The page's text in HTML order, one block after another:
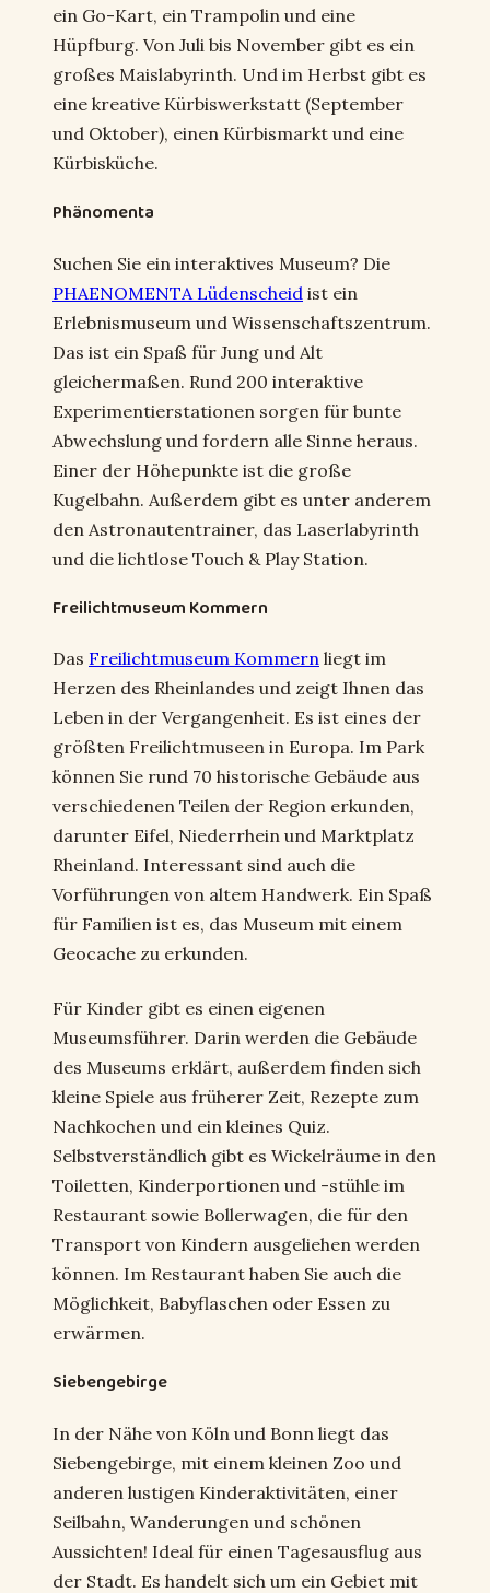
ein Go-Kart, ein Trampolin und eine
Hüpfburg. Von Juli bis November gibt es ein
großes Maislabyrinth. Und im Herbst gibt es
eine kreative Kürbiswerkstatt (September
und Oktober), einen Kürbismarkt und eine
Kürbisküche.
Phänomenta
Suchen Sie ein interaktives Museum? Die
PHAENOMENTA Lüdenscheid ist ein
Erlebnismuseum und Wissenschaftszentrum.
Das ist ein Spaß für Jung und Alt
gleichermaßen. Rund 200 interaktive
Experimentierstationen sorgen für bunte
Abwechslung und fordern alle Sinne heraus.
Einer der Höhepunkte ist die große
Kugelbahn. Außerdem gibt es unter anderem
den Astronautentrainer, das Laserlabyrinth
und die lichtlose Touch & Play Station.
Freilichtmuseum Kommern
Das Freilichtmuseum Kommern liegt im
Herzen des Rheinlandes und zeigt Ihnen das
Leben in der Vergangenheit. Es ist eines der
größten Freilichtmuseen in Europa. Im Park
können Sie rund 70 historische Gebäude aus
verschiedenen Teilen der Region erkunden,
darunter Eifel, Niederrhein und Marktplatz
Rheinland. Interessant sind auch die
Vorführungen von altem Handwerk. Ein Spaß
für Familien ist es, das Museum mit einem
Geocache zu erkunden.
Für Kinder gibt es einen eigenen
Museumsführer. Darin werden die Gebäude
des Museums erklärt, außerdem finden sich
kleine Spiele aus früherer Zeit, Rezepte zum
Nachkochen und ein kleines Quiz.
Selbstverständlich gibt es Wickelräume in den
Toiletten, Kinderportionen und -stühle im
Restaurant sowie Bollerwagen, die für den
Transport von Kindern ausgeliehen werden
können. Im Restaurant haben Sie auch die
Möglichkeit, Babyflaschen oder Essen zu
erwärmen.
Siebengebirge
In der Nähe von Köln und Bonn liegt das
Siebengebirge, mit einem kleinen Zoo und
anderen lustigen Kinderaktivitäten, einer
Seilbahn, Wanderungen und schönen
Aussichten! Ideal für einen Tagesausflug aus
der Stadt. Es handelt sich um ein Gebiet mit